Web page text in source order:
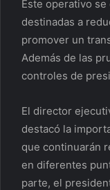
Este operativo
destinadas a
promover un
Además de las
controles de
El director
destacó la
que continuarán
en diferentes
parte, el